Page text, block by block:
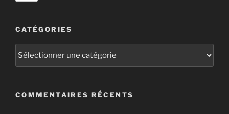
CATÉGORIES
Catégories
COMMENTAIRES RÉCENTS